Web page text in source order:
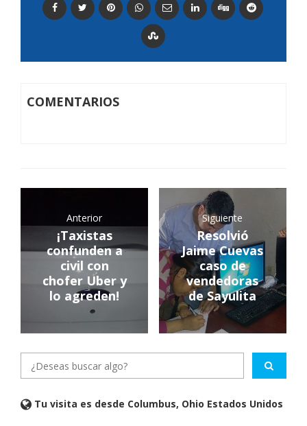
COMENTARIOS
Anterior
¡Taxistas
confunden a
civil con
chofer Uber y
lo agreden!
Siguiente
Resolvió
Jaime Cuevas
caso de
vendedoras
de Sayulita
Tu visita es desde Columbus, Ohio Estados Unidos